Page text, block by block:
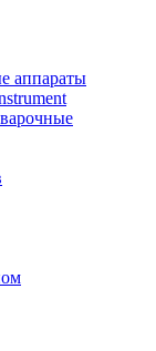
аппараты